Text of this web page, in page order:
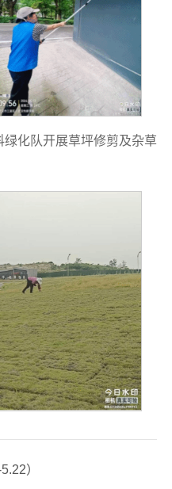
绿化队开展草坪修剪及杂草
）